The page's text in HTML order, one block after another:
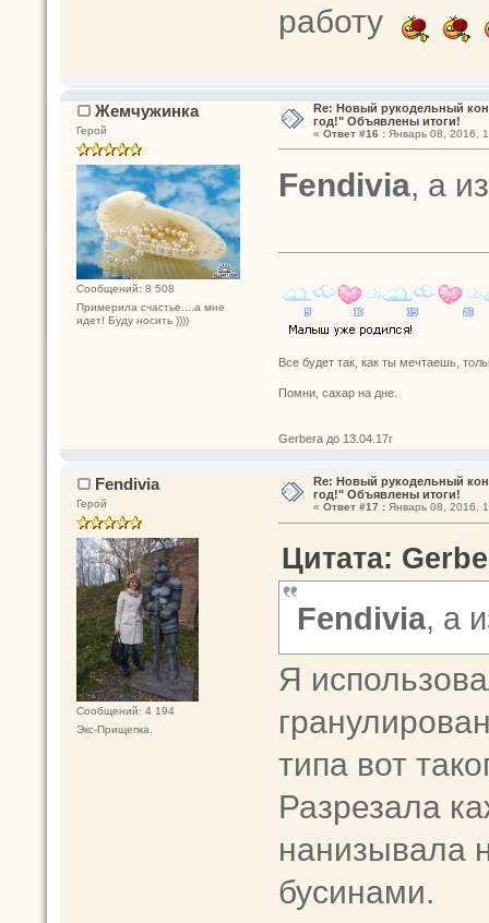
работу
Жемчужинка
Герой
Сообщений: 8 508
Примерила счастье....а мне
идет! Буду носить ))))
Re: Новый рукодельный
год!" Объявлены итоги!
« Ответ #16 :Январь 08, 2016,
Fendivia, а
Все будет так, как ты мечтаешь,
Помни, сахар на дне.
Gerbera до 13.04.17г
Fendivia
Герой
Сообщений: 4 194
Экс-Прищепка.
Re: Новый рукодельный
год!" Объявлены итоги!
« Ответ #17 :Январь 08, 2016,
Цитата:
Fendivia, а
Я
типа вот
Разрезала
нанизывала
бусинами.